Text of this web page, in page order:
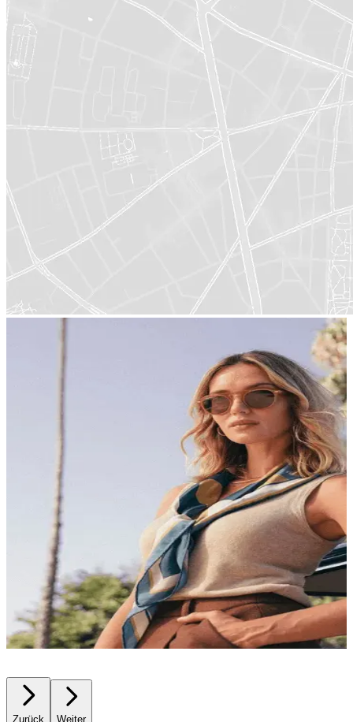
Zurück Weiter